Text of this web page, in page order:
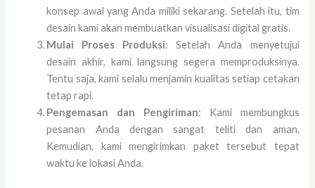
konsep awal yang Anda miliki sekarang. Setelah itu, tim
desain kami akan membuatkan visualisasi digital gratis.
Mulai Proses Produksi: Setelah Anda menyetujui
desain akhir, kami langsung segera memproduksinya.
Tentu saja, kami selalu menjamin kualitas setiap cetakan
tetap rapi.
Pengemasan dan Pengiriman: Kami membungkus
pesanan Anda dengan sangat teliti dan aman.
Kemudian, kami mengirimkan paket tersebut tepat
waktu ke lokasi Anda.